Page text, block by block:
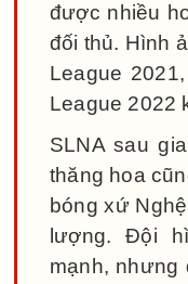
được nhiều
đối thủ. Hình
League
League 2022
SLNA sau
thăng hoa
bóng xứ
lượng. Đội
mạnh, nhưng